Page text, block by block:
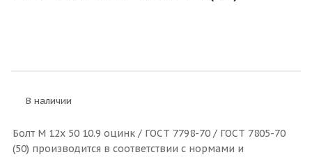
В наличии
Болт M 12x 50 10.9 оцинк / ГОСТ 7798-70 / ГОСТ 7805-70
(50) производится в соответствии с нормами и